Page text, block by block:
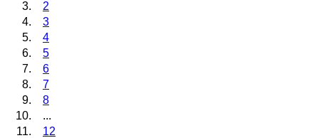
2
3
4
5
6
7
8
...
12